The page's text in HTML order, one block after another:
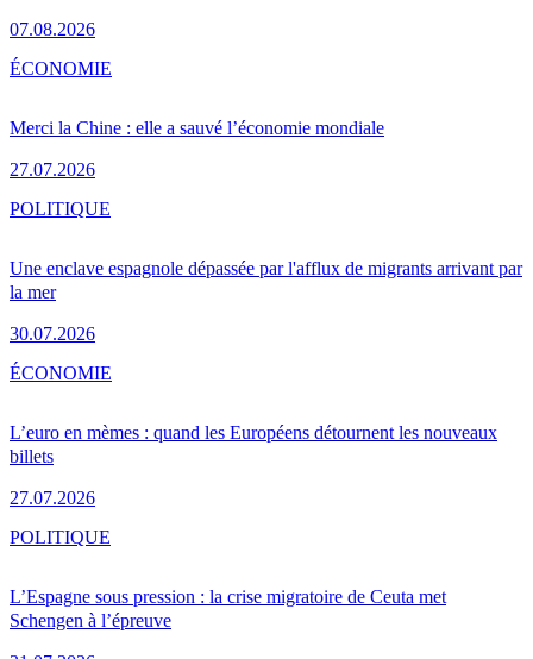
07.08.2026
Merci la Chine : elle a sauvé l’économie mondiale
27.07.2026
ÉCONOMIE
Une enclave espagnole dépassée par l'afflux de migrants arrivant par
la mer
30.07.2026
POLITIQUE
L’euro en mèmes : quand les Européens détournent les nouveaux
billets
27.07.2026
ÉCONOMIE
L’Espagne sous pression : la crise migratoire de Ceuta met
Schengen à l’épreuve
POLITIQUE